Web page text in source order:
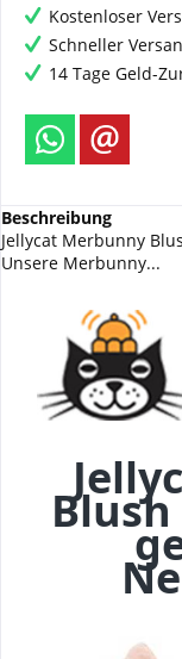
Kostenloser
Schneller
14 Tage Geld-
Beschreibung
Jellycat Merbunny
Unsere Merbunny...
Blush